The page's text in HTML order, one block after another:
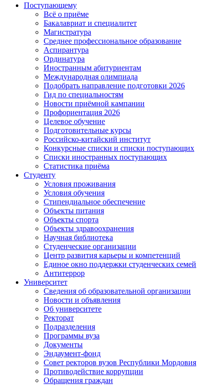
Поступающему
Всё о приёме
Бакалавриат и специалитет
Магистратура
Среднее профессиональное образование
Аспирантура
Ординатура
Иностранным абитуриентам
Международная олимпиада
Подобрать направление подготовки 2026
Гид по специальностям
Новости приёмной кампании
Профориентация 2026
Целевое обучение
Подготовительные курсы
Российско-китайский институт
Конкурсные списки и списки поступающих
Списки иностранных поступающих
Статистика приёма
Студенту
Условия проживания
Условия обучения
Стипендиальное обеспечение
Объекты питания
Объекты спорта
Объекты здравоохранения
Научная библиотека
Студенческие организации
Центр развития карьеры и компетенций
Единое окно поддержки студенческих семей
Антитеррор
Университет
Сведения об образовательной организации
Новости и объявления
Об университете
Ректорат
Подразделения
Программы вуза
Документы
Эндаумент-фонд
Совет ректоров вузов Республики Мордовия
Противодействие коррупции
Обращения граждан